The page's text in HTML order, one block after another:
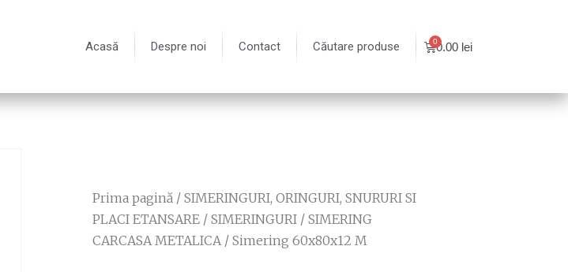
Acasă Despre noi Contact Căutare produse 0.00 lei
Prima pagină / SIMERINGURI, ORINGURI, SNURURI SI
PLACI ETANSARE / SIMERINGURI / SIMERING
CARCASA METALICA/ Simering 60x80x12 M